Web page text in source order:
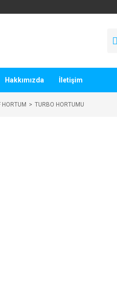
Hakkımızda İletişim
HORTUM TURBO HORTUMU